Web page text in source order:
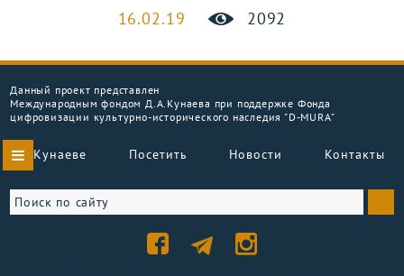
16.02.19 2092
Данный проект представлен
Международным фондом Д.А.Кунаева при поддержке Фонда
цифровизации культурно-исторического наследия "D-MURA"
О Кунаеве Посетить Новости Контакты